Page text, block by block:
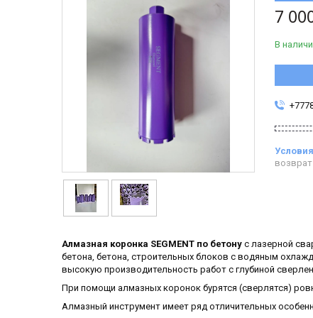
7
В
Алмазная коронка SEGMENT по бетону с лазерной
бетона, бетона, строительных блоков с водяным
высокую производительность работ с глубиной
При помощи алмазных коронок бурятся (сверлятся)
Алмазный инструмент имеет ряд отличительных